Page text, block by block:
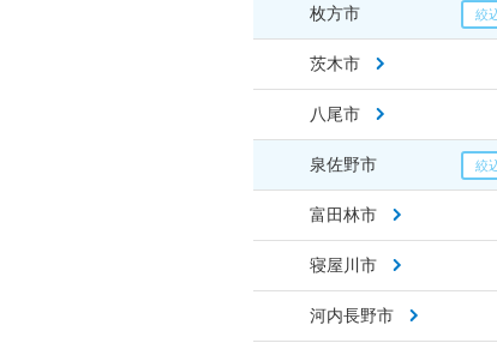
枚方市
茨木市
八尾市
泉佐野市
富田林市
寝屋川市
河内長野市